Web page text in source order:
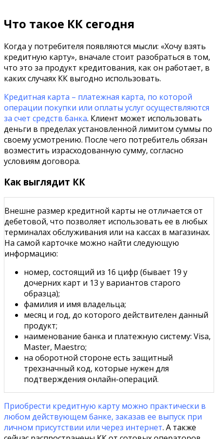
Что такое КК сегодня
Когда у потребителя появляются мысли: «Хочу взять
кредитную карту», вначале стоит разобраться в том,
что это за продукт кредитования, как он работает, в
каких случаях КК выгодно использовать.
Кредитная карта – платежная карта, по которой
операции покупки или оплаты услуг осуществляются
за счет средств банка. Клиент может использовать
деньги в пределах установленной лимитом суммы по
своему усмотрению. После чего потребитель обязан
возместить израсходованную сумму, согласно
условиям договора.
Как выглядит КК
Внешне размер кредитной карты не отличается от
дебетовой, что позволяет использовать ее в любых
терминалах обслуживания или на кассах в магазинах.
На самой карточке можно найти следующую
информацию:
номер, состоящий из 16 цифр (бывает 19 у
дочерних карт и 13 у вариантов старого
образца);
фамилия и имя владельца;
месяц и год, до которого действителен данный
продукт;
наименование банка и платежную систему: Visa,
Master, Maestro;
на оборотной стороне есть защитный
трехзначный код, которые нужен для
подтверждения онлайн-операций.
Приобрести кредитную карту можно практически в
любом действующем банке, заказав ее выпуск при
личном присутствии или через интернет. А также